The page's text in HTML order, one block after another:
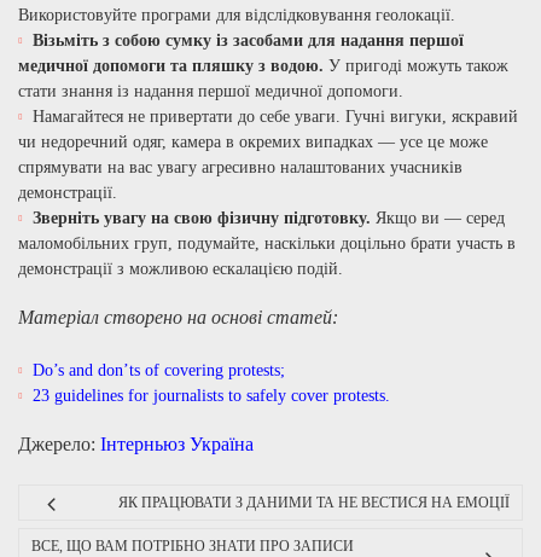
Використовуйте програми для відслідковування геолокації.
Візьміть з собою сумку із засобами для надання першої
медичної допомоги та пляшку з водою. У пригоді можуть також
стати знання із надання першої медичної допомоги.
Намагайтеся не привертати до себе уваги. Гучні вигуки, яскравий
чи недоречний одяг, камера в окремих випадках — усе це може
спрямувати на вас увагу агресивно налаштованих учасників
демонстрації.
Зверніть увагу на свою фізичну підготовку. Якщо ви — серед
маломобільних груп, подумайте, наскільки доцільно брати участь в
демонстрації з можливою ескалацією подій.
Матеріал створено на основі статей:
Do’s and don’ts of covering protests;
23 guidelines for journalists to safely cover protests
Джерело: Інтерньюз Україна
ЯК ПРАЦЮВАТИ З ДАНИМИ ТА НЕ ВЕСТИСЯ НА ЕМОЦІЇ
ВСЕ, ЩО ВАМ ПОТРІБНО ЗНАТИ ПРО ЗАПИСИ